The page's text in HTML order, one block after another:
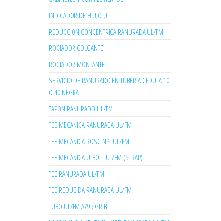
INDICADOR DE FLUJO UL
REDUCCION CONCENTRICA RANURADA UL/FM
ROCIADOR COLGANTE
ROCIADOR MONTANTE
SERVICIO DE RANURADO EN TUBERIA CEDULA 10
O 40 NEGRA
TAPON RANURADO UL/FM
TEE MECANICA RANURADA UL/FM
TEE MECANICA ROSC NPT UL/FM
TEE MECANICA U-BOLT UL/FM (STRAP)
TEE RANURADA UL/FM
TEE REDUCIDA RANURADA UL/FM
TUBO UL/FM A795 GR B